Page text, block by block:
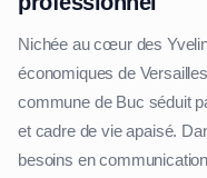
Nichée au cœur des
économiques de
commune de Buc séduit
et cadre de vie apaisé.
besoins en